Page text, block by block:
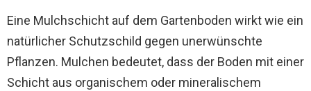
Eine Mulchschicht auf dem Gartenboden wirkt wie ein
natürlicher Schutzschild gegen unerwünschte
Pflanzen. Mulchen bedeutet, dass der Boden mit einer
Schicht aus organischem oder mineralischem